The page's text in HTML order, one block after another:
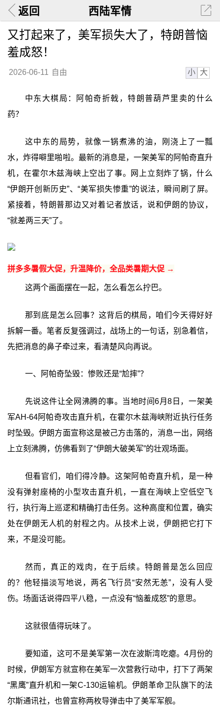
返回 西陆军情
又打起来了，美军损失大了，特朗普恼
羞成怒！
2026-06-11 自由 小 大
中东大棋局：阿帕奇折戟，特朗普葫芦里卖的什么
药？
这中东的局势，就像一锅煮沸的油，刚浇上了一瓢
水，炸得噼里啪啦。最新的消息是，一架美军的阿帕奇直升
机，在霍尔木兹海峡上空出了事。网上立刻炸了锅，什么
“伊朗开创新历史”、“美军损失惨重”的说法，瞬间刷了屏。
紧接着，特朗普那边又对着记者放话，说和伊朗的协议，
“就差两三天”了。
拼多多暑假大促，升温降价，全品类暑期大促 →
这两个画面摆在一起，怎么看怎么拧巴。
那到底是怎么回事？这背后的棋局，咱们今天得好好
拆解一番。笔者反复强调过，战场上的一句话，别急着信，
先把消息的鼻子牵过来，看清楚风向再说。
一、阿帕奇坠毁：惨败还是“尬摔”？
先说这件让全网沸腾的事。当地时间6月8日，一架美
军AH-64阿帕奇攻击直升机，在霍尔木兹海峡附近执行任务
时坠毁。伊朗方面宣称这是被己方击落的，消息一出，网络
上立刻沸腾，仿佛看到了“伊朗大破美军”的壮观场面。
但看官们，咱们得冷静。这架阿帕奇直升机，是一种
没有弹射座椅的小型攻击直升机，一直在海峡上空低空飞
行，执行海上巡逻和精确打击任务。这种高度和位置，确实
处在伊朗无人机的射程之内。从技术上说，伊朗把它打下
来，不是没可能。
然而，真正的戏肉，在于后续。特朗普是怎么回应
的？他轻描淡写地说，两名飞行员“安然无恙”，没有人受
伤。场面话说得四平八稳，一点没有“恼羞成怒”的意思。
这就很值得玩味了。
要知道，这可不是美军第一次在波斯湾吃瘪。4月份的
时候，伊朗军方就宣称在美军一次营救行动中，打下了两架
“黑鹰”直升机和一架C-130运输机。伊朗革命卫队旗下的法
尔斯通讯社，也曾宣称两枚导弹击中了美军军舰。